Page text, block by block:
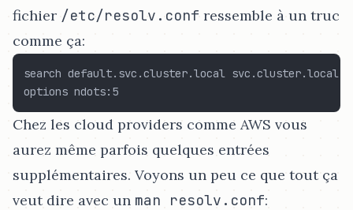
fichier /etc/resolv.conf ressemble à un truc
comme ça:
search default.svc.cluster.local svc.cluster.local
Chez les cloud providers comme AWS vous
aurez même parfois quelques entrées
supplémentaires. Voyons un peu ce que tout ça
veut dire avec un man resolv.conf: